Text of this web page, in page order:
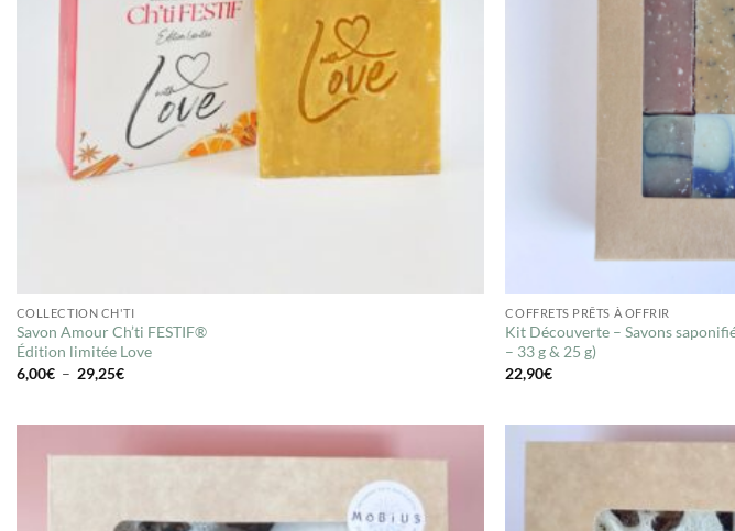
COLLECTION CH'TI
Savon Amour Ch’ti FESTIF®
Édition limitée Love
6,00€ – 29,25€Plage
COFFRETS PRÊTS À OFFRIR
Kit Découverte – Savons
– 33 g & 25 g)
22,90€